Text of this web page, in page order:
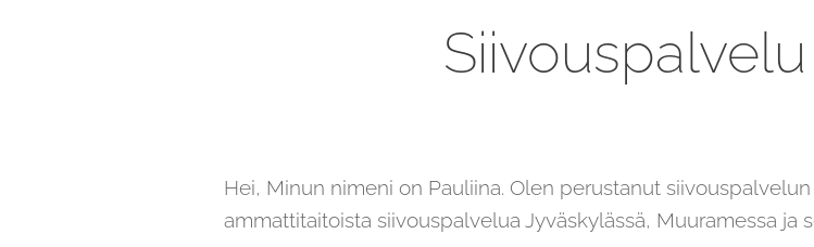
Hei, Minun nimeni on Pauliina. Olen perustanut
ammattitaitoista siivouspalvelua Jyväskylässä, Muuramessa ja